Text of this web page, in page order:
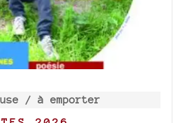
/ à emporter